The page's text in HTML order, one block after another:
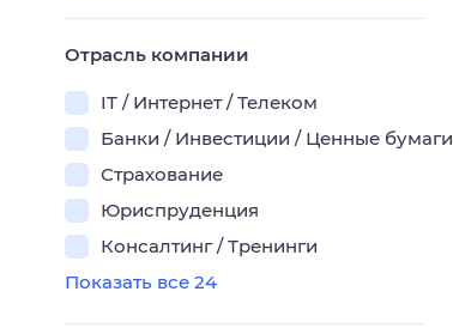
Отрасль компании
IT / Интернет / Телеком
Банки / Инвестиции / Ценные бумаги
Страхование
Юриспруденция
Консалтинг / Тренинги
Показать все 24